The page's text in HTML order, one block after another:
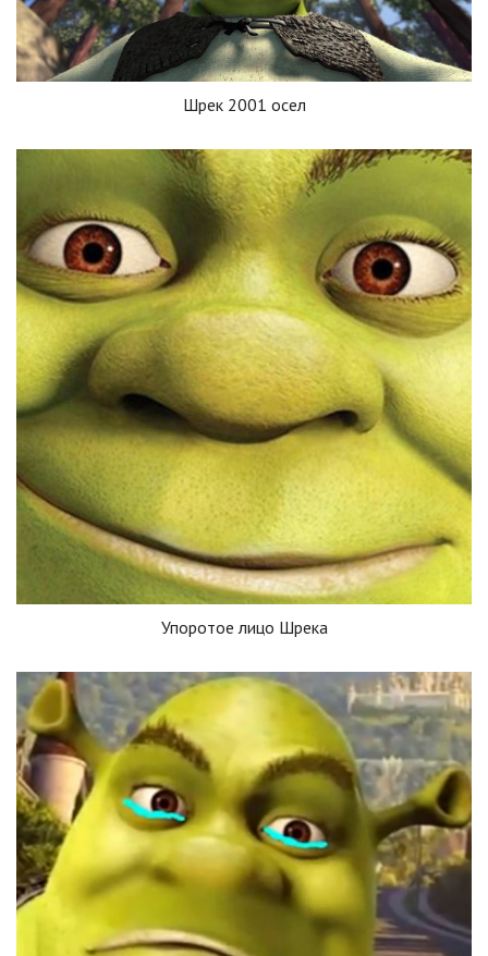
Шрек 2001 осел
Упоротое лицо Шрека